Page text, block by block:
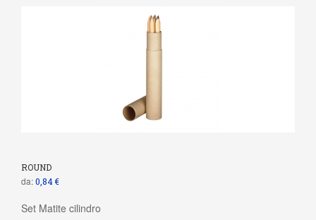
ROUND
da:0,84 €
Set Matite cilindro